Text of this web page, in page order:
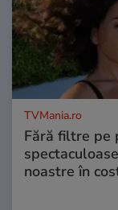
TVMania.ro
Fără filtre pe
noastre în